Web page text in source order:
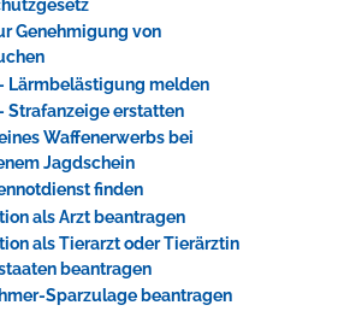
Genehmigung von
Lärmbelästigung melden
Strafanzeige erstatten
Waffenerwerbs bei
Jagdschein
finden
als Arzt beantragen
als Tierarzt oder Tierärztin
beantragen
Sparzulage beantragen